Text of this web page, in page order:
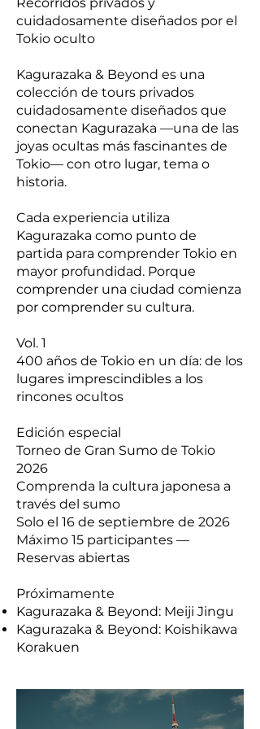
cuidadosamente diseñados por el
Tokio oculto
Kagurazaka & Beyond es una
colección de tours privados
cuidadosamente diseñados que
conectan Kagurazaka —una de las
joyas ocultas más fascinantes de
Tokio— con otro lugar, tema o
historia.
Cada experiencia utiliza
Kagurazaka como punto de
partida para comprender Tokio en
mayor profundidad. Porque
comprender una ciudad comienza
por comprender su cultura.
Vol. 1
400 años de Tokio en un día: de los
lugares imprescindibles a los
rincones ocultos
Edición especial
Torneo de Gran Sumo de Tokio
2026
Comprenda la cultura japonesa a
través del sumo
Solo el 16 de septiembre de 2026
Máximo 15 participantes —
Reservas abiertas
Próximamente
Kagurazaka & Beyond: Meiji Jingu
Kagurazaka & Beyond: Koishikawa
Korakuen